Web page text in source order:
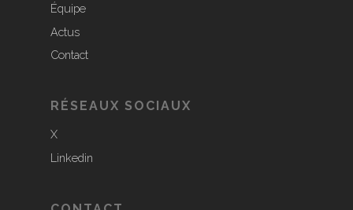
Équipe
Actus
Contact
RÉSEAUX SOCIAUX
X
Linkedin